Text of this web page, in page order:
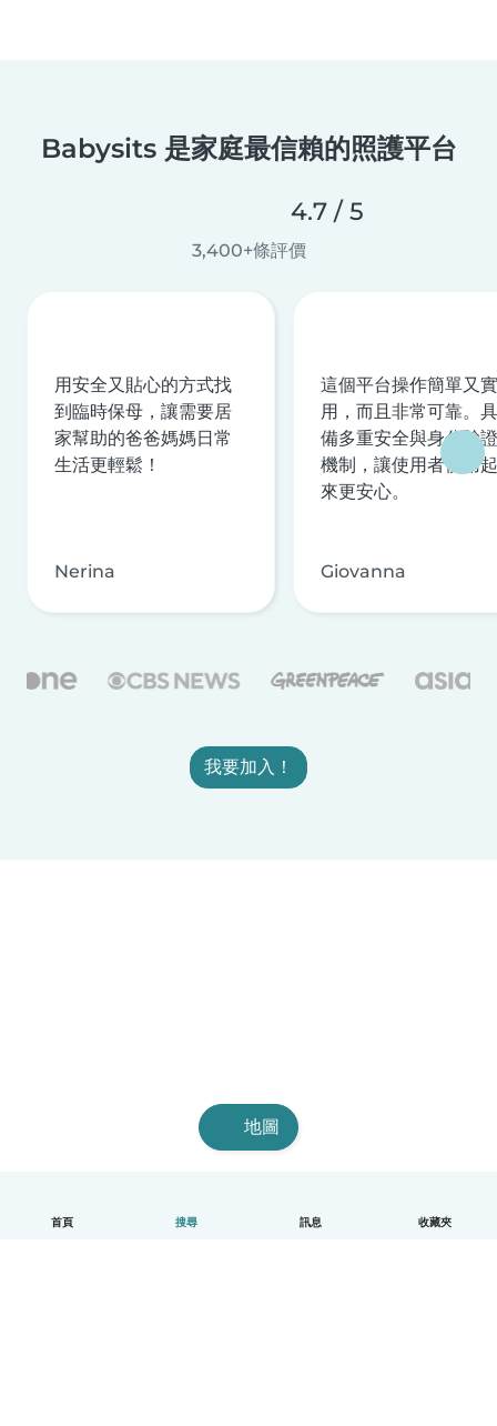
首頁 搜尋 訊息 收藏夾
Babysits 是家庭最信賴的照護平台
4.7 / 5
3,400+條評價
用安全又貼心的方式找
到臨時保母，讓需要居
家幫助的爸爸媽媽日常
生活更輕鬆！
Nerina
這個平台操作簡單又實
用，而且非常可靠。具
備多重安全與身分驗證
機制，讓使用者使用起
來更安心。
Giovanna
我要加入！
地圖